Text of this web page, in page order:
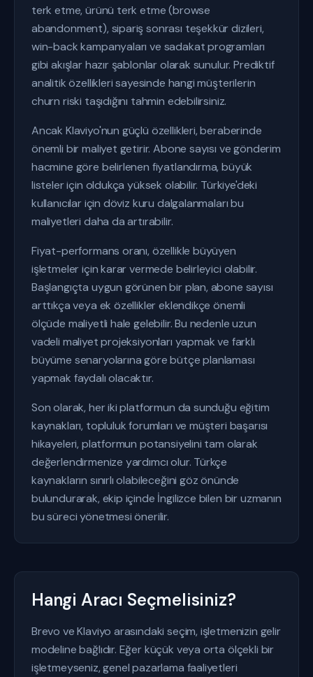
terk etme, ürünü terk etme (browse
abandonment), sipariş sonrası teşekkür dizileri,
win-back kampanyaları ve sadakat programları
gibi akışlar hazır şablonlar olarak sunulur. Prediktif
analitik özellikleri sayesinde hangi müşterilerin
churn riski taşıdığını tahmin edebilirsiniz.
Ancak Klaviyo'nun güçlü özellikleri, beraberinde
önemli bir maliyet getirir. Abone sayısı ve gönderim
hacmine göre belirlenen fiyatlandırma, büyük
listeler için oldukça yüksek olabilir. Türkiye'deki
kullanıcılar için döviz kuru dalgalanmaları bu
maliyetleri daha da artırabilir.
Fiyat-performans oranı, özellikle büyüyen
işletmeler için karar vermede belirleyici olabilir.
Başlangıçta uygun görünen bir plan, abone sayısı
arttıkça veya ek özellikler eklendikçe önemli
ölçüde maliyetli hale gelebilir. Bu nedenle uzun
vadeli maliyet projeksiyonları yapmak ve farklı
büyüme senaryolarına göre bütçe planlaması
yapmak faydalı olacaktır.
Son olarak, her iki platformun da sunduğu eğitim
kaynakları, topluluk forumları ve müşteri başarısı
hikayeleri, platformun potansiyelini tam olarak
değerlendirmenize yardımcı olur. Türkçe
kaynakların sınırlı olabileceğini göz önünde
bulundurarak, ekip içinde İngilizce bilen bir uzmanın
bu süreci yönetmesi önerilir.
Hangi Aracı Seçmelisiniz?
Brevo ve Klaviyo arasındaki seçim, işletmenizin gelir
modeline bağlıdır. Eğer küçük veya orta ölçekli bir
işletmeyseniz, genel pazarlama faaliyetleri